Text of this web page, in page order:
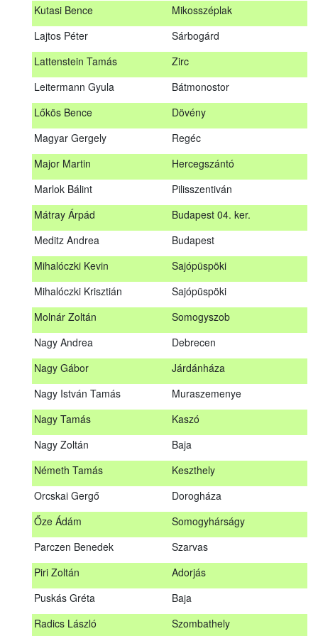
Kutasi Bence
Mikosszéplak
Lajtos Péter
Sárbogárd
Lattenstein Tamás
Zirc
Leitermann Gyula
Bátmonostor
Lőkös Bence
Dövény
Magyar Gergely
Regéc
Major Martin
Hercegszántó
Marlok Bálint
Pilisszentiván
Mátray Árpád
Budapest 04. ker.
Meditz Andrea
Budapest
Mihalóczki Kevin
Sajópüspöki
Mihalóczki Krisztián
Sajópüspöki
Molnár Zoltán
Somogyszob
Nagy Andrea
Debrecen
Nagy Gábor
Járdánháza
Nagy István Tamás
Muraszemenye
Nagy Tamás
Kaszó
Nagy Zoltán
Baja
Németh Tamás
Keszthely
Orcskai Gergő
Dorogháza
Őze Ádám
Somogyhárságy
Parczen Benedek
Szarvas
Piri Zoltán
Adorjás
Puskás Gréta
Baja
Radics László
Szombathely
A továbbképzés vizsgával zárul!
Jelentkezés, lemondás
Jelentkezni a továbbképzésre kizárólag a Nébih honlapján
elhelyezett űrlapon lehet. A jelentkezés elfogadásáról
Kovács Dániel
Sárbogárd
Lattenstein Tamás
Zirc
Leitermann Gyula
Bátmonostor
Magyar Gergely
Regéc
Hercegszántó
Pilisszentiván
Budapest 04. ker.
Budapest
Mihalóczki Kevin
Mihalóczki Krisztián
Molnár Zoltán
Somogyszob
Nagy Andrea
Nagy Gábor
Járdánháza
Muraszemenye
Nagy Tamás
Kaszó
Keszthely
Dorogháza